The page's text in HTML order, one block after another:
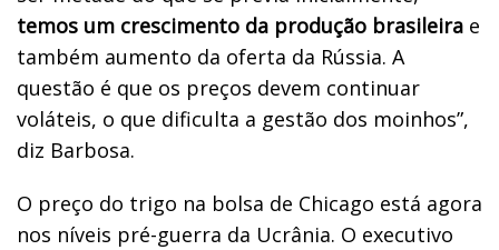
temos um crescimento da produção brasileira e
também aumento da oferta da Rússia. A
questão é que os preços devem continuar
voláteis, o que dificulta a gestão dos moinhos”,
diz Barbosa.
O preço do trigo na bolsa de Chicago está agora
nos níveis pré-guerra da Ucrânia. O executivo